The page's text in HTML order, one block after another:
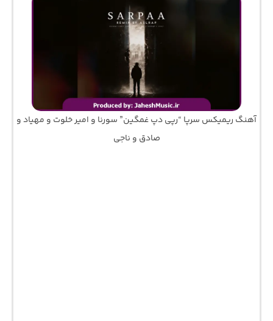
آهنگ ریمیکس سرپا “رپی دپ غمگین” سورنا و امیر خلوت و مهیاد و
صادق و ناجی